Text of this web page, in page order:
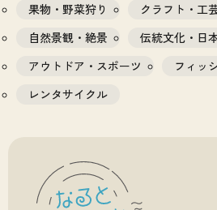
果物・野菜狩り
クラフト・工
自然景観・絶景
伝統文化・日
アウトドア・スポーツ
フィッ
レンタサイクル